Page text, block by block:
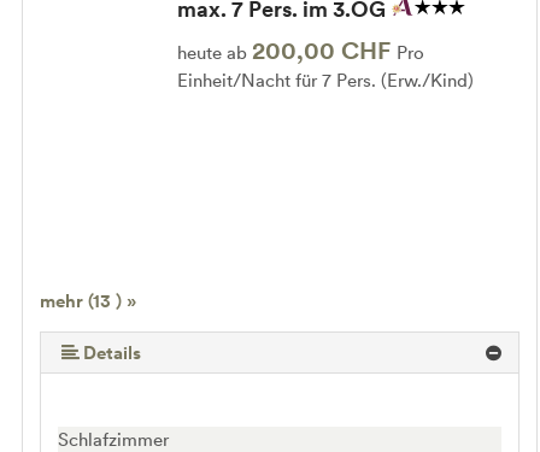
mehr (13 ) »
mehr (13 ) »
mehr (13 ) »
mehr (13 ) »
mehr (13 ) »
mehr (13 ) »
mehr (13 ) »
mehr (13 ) »
mehr (13 ) »
mehr (13 ) »
max. 7 Pers. im 3.OG
heute ab 200,00 CHF Pro
Einheit/Nacht für 7 Pers. (Erw./Kind)
Details
Schlafzimmer